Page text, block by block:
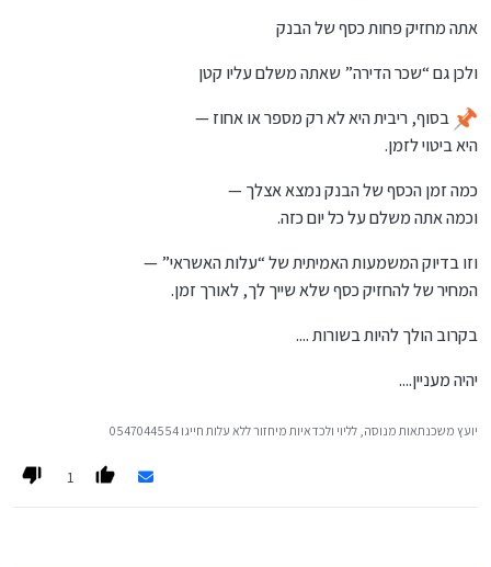
אתה מחזיק פחות כסף של הבנק
ולכן גם “שכר הדירה” שאתה משלם עליו קטן
בסוף, ריבית היא לא רק מספר או אחוז —
היא ביטוי לזמן.
כמה זמן הכסף של הבנק נמצא אצלך —
וכמה אתה משלם על כל יום כזה.
וזו בדיוק המשמעות האמיתית של “עלות האשראי” —
המחיר של להחזיק כסף שלא שייך לך, לאורך זמן.
בקרוב הולך להיות בשורות ....
יהיה מעניין....
יועץ משכנתאות מנוסה, לליוי ולכדאיות מיחזור ללא עלות חייגו 0547044554
1